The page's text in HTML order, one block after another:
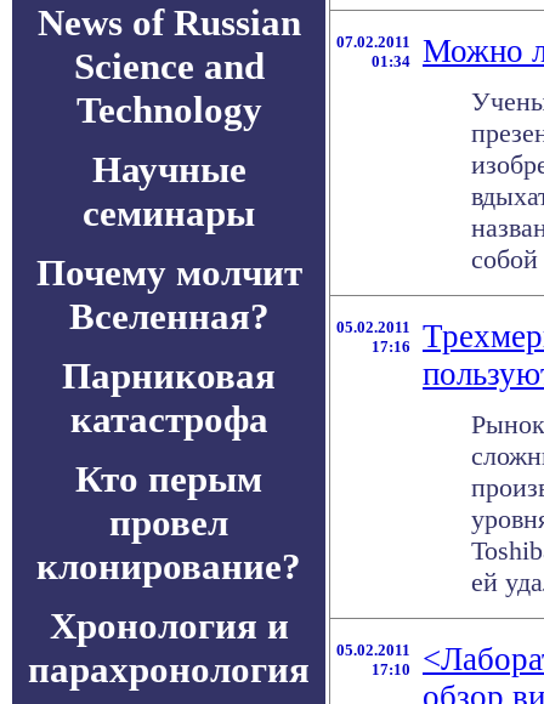
News of Russian
Science and
Technology
Научные
семинары
Почему молчит
Вселенная?
Парниковая
катастрофа
Кто перым
провел
клонирование?
Хронология и
парахронология
07.02.2011
01:34
Можно
05.02.2011
17:16
Рынок
ей
05.02.2011
17:10
обзор